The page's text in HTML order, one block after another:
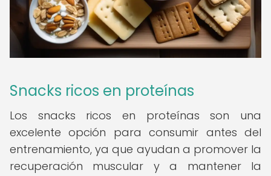
Snacks ricos en proteínas
Los snacks ricos en proteínas son una
excelente opción para consumir antes del
entrenamiento, ya que ayudan a promover la
recuperación muscular y a mantener la